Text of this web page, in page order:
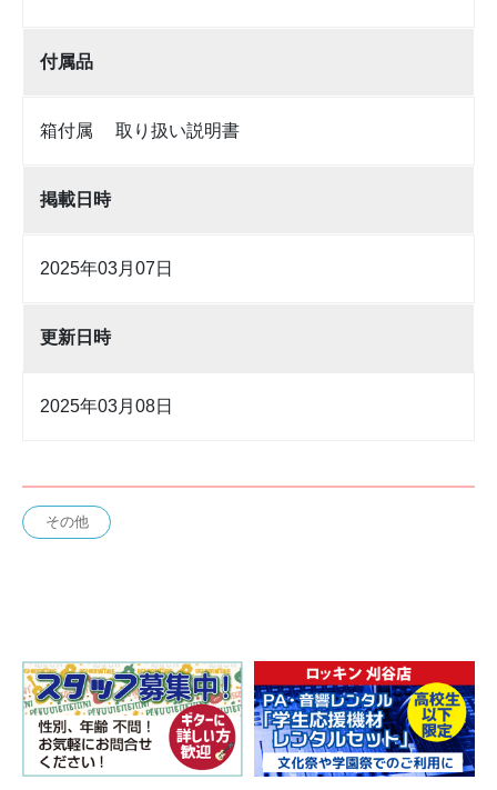
付属品
箱付属 取り扱い説明書
掲載日時
2025年03月07日
更新日時
2025年03月08日
その他